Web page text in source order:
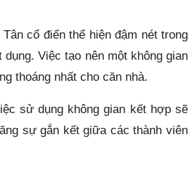
cổ điển thể hiện đậm nét trong
Việc tạo nên một không gian
thoáng nhất cho căn nhà.
sử dụng không gian kết hợp sẽ
sự gắn kết giữa các thành viên